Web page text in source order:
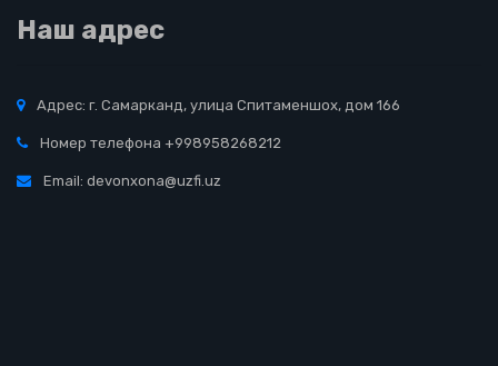
Наш адрес
Адрес: г. Самарканд, улица Спитаменшох, дом 166
Номер телефона +998958268212
Email: devonxona@uzfi.uz